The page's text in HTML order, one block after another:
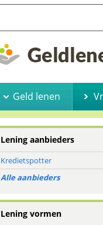
Geld lenen
Lening aanbieders
Kredietspotter
Alle aanbieders
Lening vormen